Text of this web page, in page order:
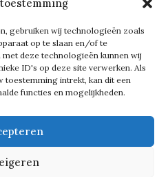
gebruiken wij technologieën zoals
op te slaan en/of te
deze technologieën kunnen wij
ID's op deze site verwerken. Als
toestemming intrekt, kan dit een
functies en mogelijkheden.
de stad. Een plek
thuis voelen. Er zit
we doen.’
In elk gerecht dat
Lucas Jeffries
verfijnd, de
maar er is ook